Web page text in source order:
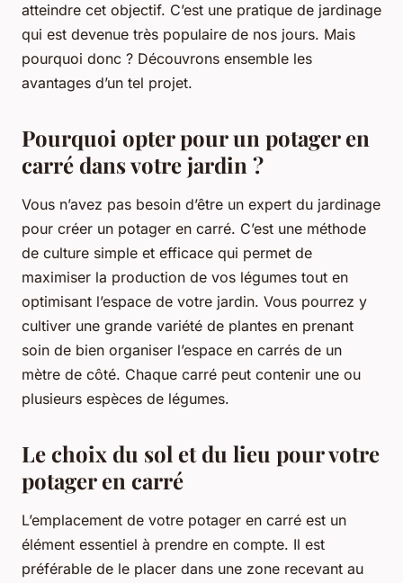
atteindre cet objectif. C’est une pratique de jardinage
qui est devenue très populaire de nos jours. Mais
pourquoi donc ? Découvrons ensemble les
avantages d’un tel projet.
Pourquoi opter pour un potager en
carré dans votre jardin ?
Vous n’avez pas besoin d’être un expert du jardinage
pour créer un potager en carré. C’est une méthode
de culture simple et efficace qui permet de
maximiser la production de vos légumes tout en
optimisant l’espace de votre jardin. Vous pourrez y
cultiver une grande variété de plantes en prenant
soin de bien organiser l’espace en carrés de un
mètre de côté. Chaque carré peut contenir une ou
plusieurs espèces de légumes.
Le choix du sol et du lieu pour votre
potager en carré
L’emplacement de votre potager en carré est un
élément essentiel à prendre en compte. Il est
préférable de le placer dans une zone recevant au